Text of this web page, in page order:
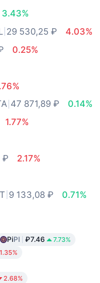
3.43%
29 530,25 ₽
4.03%
0.25%
47 871,89 ₽
0.14%
1.77%
₽
2.17%
9 133,08 ₽ 0.71%
PiPI ₽7.46 7.73%
1.35%
2.68%